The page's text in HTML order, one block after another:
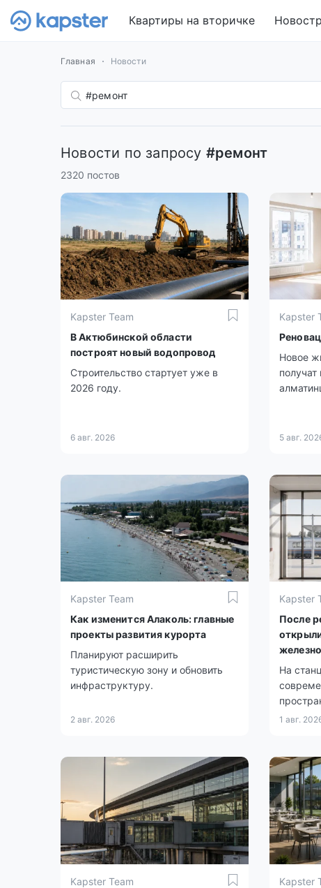
Квартиры на вторичке
Главная Новости
Новости по запросу #ремонт
2320 постов
Kapster Team
В Актюбинской области
построят новый водопровод
Строительство стартует уже в
2026 году.
6 авг. 2026
Kapster
Новое
получат
5 авг.
Kapster Team
Как изменится Алаколь: главные
проекты развития курорта
Планируют расширить
туристическую зону и обновить
инфраструктуру.
2 авг. 2026
Kapster
После
На
1 авг.
Kapster Team
Kapster